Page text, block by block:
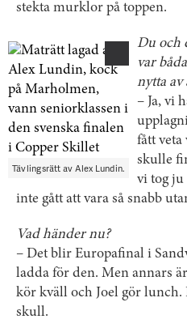
stekta murklor på toppen.
Tävlingsrätt av Alex Lundin.
Du och
var
nytta av
– Ja, vi
fått
skulle
vi tog ju
inte gått att vara så snabb
Vad händer nu?
– Det blir Europafinal i
ladda för den. Men annars
kör kväll och Joel gör
skull.